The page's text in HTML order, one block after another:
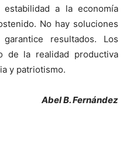
estabilidad a la economía
No hay soluciones
resultados. Los
de la realidad productiva
y patriotismo.
Abel B. Fernández